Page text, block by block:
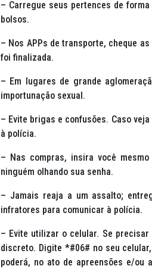
– Carregue seus pertences de
bolsos.
– Nos APPs de transporte, cheque
foi finalizada.
– Em lugares de grande
importunação sexual.
– Evite brigas e confusões. Caso
à polícia.
– Nas compras, insira você
ninguém olhando sua senha.
– Jamais reaja a um assalto;
infratores para comunicar à polícia.
– Evite utilizar o celular. Se
discreto. Digite *#06# no seu
poderá, no ato de apreensões e/ou